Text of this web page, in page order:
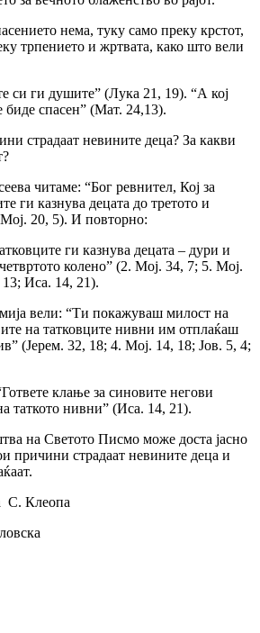
нема, туку само преку крстот,
трпението и жртвата, како што вели
си ги душите” (Лука 21, 19). “А кој
биде спасен” (Мат. 24,13).
страдаат невините деца? За какви
читаме: “Бог ревнител, Кој за
ги казнува децата до третото и
20, 5). И повторно:
ги казнува децата – дури и
колено” (2. Мој. 34, 7; 5. Мој.
Иса. 14, 21).
вели: “Ти покажуваш милост на
на татковците нивни им отплаќаш
(Јерем. 32, 18; 4. Мој. 14, 18; Jов. 5, 4;
клање за синовите негови
таткото нивни” (Иса. 14, 21).
на Светото Писмо може доста јасно
причини страдаат невините деца и
С. Клеопа